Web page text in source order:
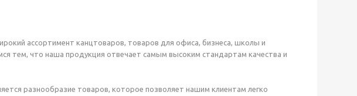
ассортимент канцтоваров, товаров для офиса, бизнеса, школы и
тем, что наша продукция отвечает самым высоким стандартам качества и
разнообразие товаров, которое позволяет нашим клиентам легко